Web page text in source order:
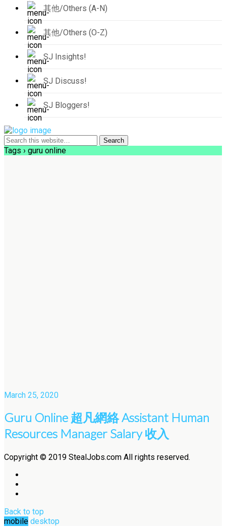
其他/Others (A-N)
其他/Others (O-Z)
SJ Insights!
SJ Discuss!
SJ Bloggers!
Tags › guru online
March 25, 2020
Guru Online 超凡網絡 Assistant Human
Resources Manager Salary 收入
Copyright © 2019 StealJobs.com All rights reserved.
Back to top
mobile desktop